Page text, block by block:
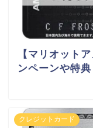
【マリオット
ンペーンや特
クレジットカード